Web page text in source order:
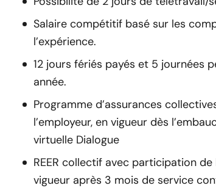
Salaire compétitif basé sur les
l’expérience.
12 jours fériés payés et 5 journées
année.
Programme d’assurances
l’employeur, en vigueur dès
virtuelle Dialogue
REER collectif avec participation de
vigueur après 3 mois de service